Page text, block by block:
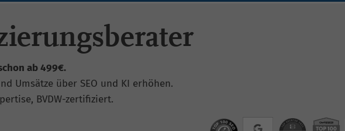
ab 499€.
Umsätze über SEO und KI erhöhen.
BVDW-zertifiziert.